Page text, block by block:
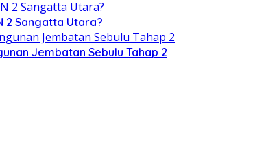
2 Sangatta Utara?
Jembatan Sebulu Tahap 2